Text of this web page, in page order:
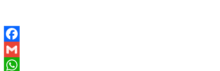
Facebook
Gmail